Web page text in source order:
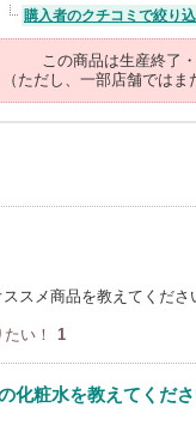
購入者のクチコミで絞り
この商品は生産終了
（ただし、一部店舗では
スメ商品を教えてくだ
い！ 1
化粧水を教えてくだ